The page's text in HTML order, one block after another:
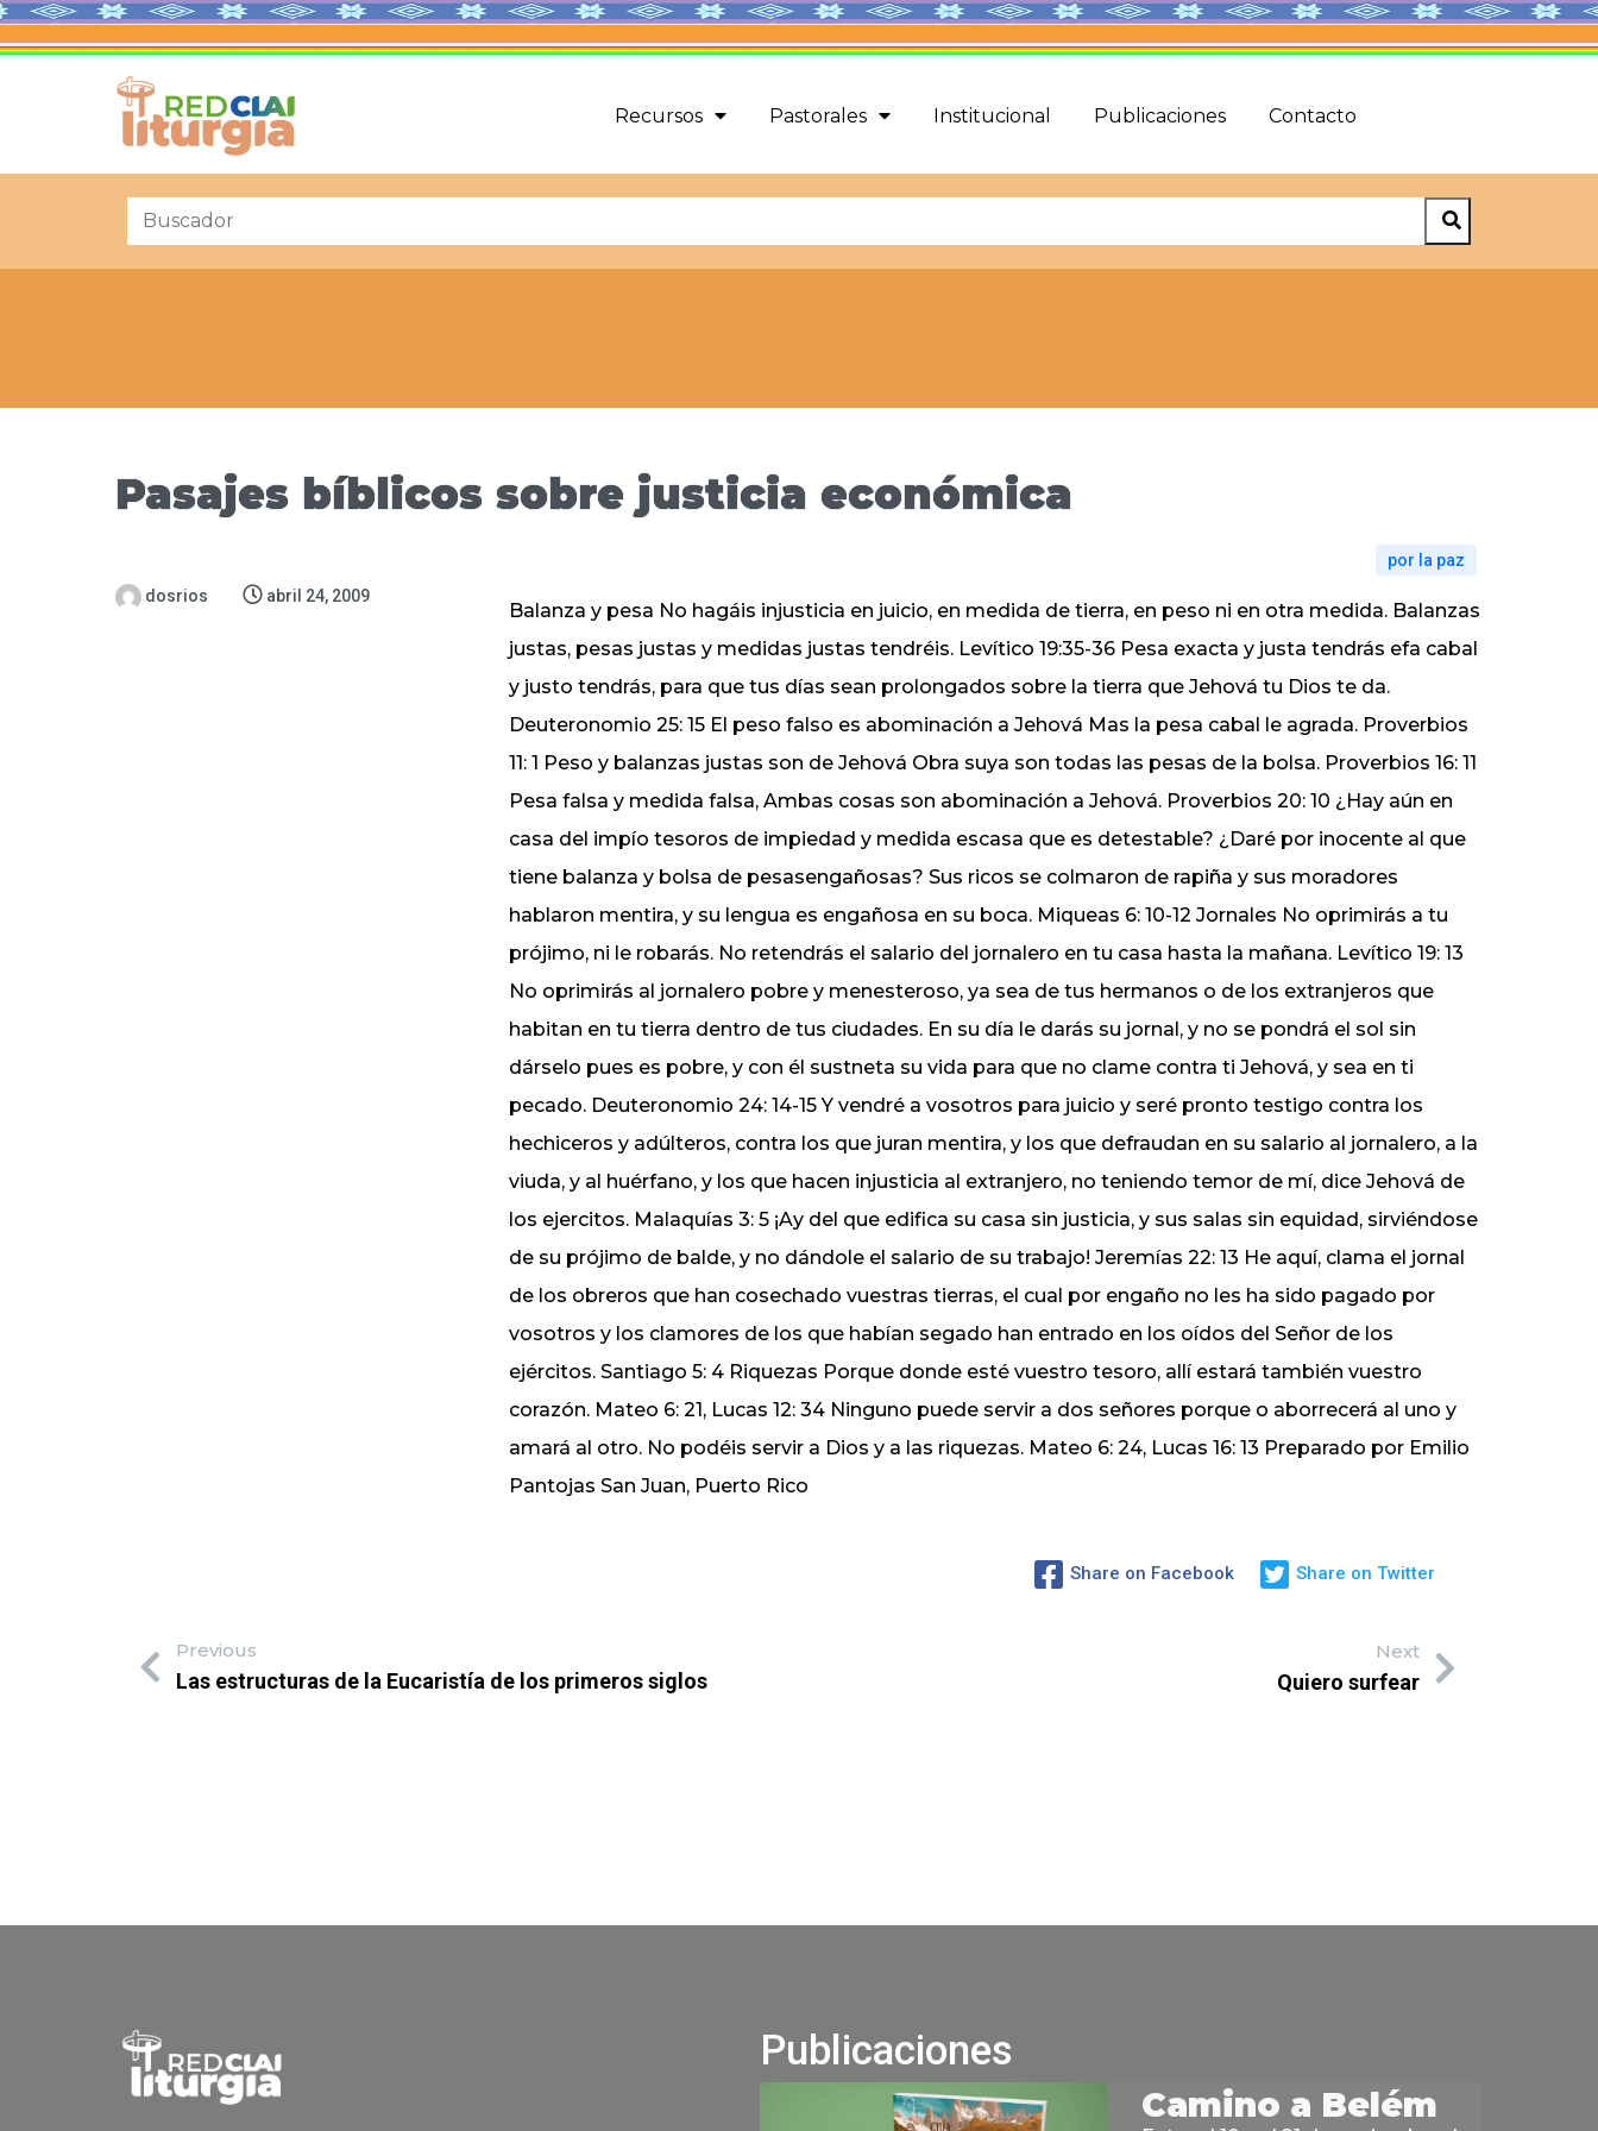
Recursos Pastorales Institucional Publicaciones Contacto
Pasajes bíblicos sobre justicia económica
dosrios abril 24, 2009
por la paz
Balanza y pesa No hagáis injusticia en juicio, en medida de tierra, en peso ni en otra medida. Balanzas
justas, pesas justas y medidas justas tendréis. Levítico 19:35-36 Pesa exacta y justa tendrás efa cabal
y justo tendrás, para que tus días sean prolongados sobre la tierra que Jehová tu Dios te da.
Deuteronomio 25: 15 El peso falso es abominación a Jehová Mas la pesa cabal le agrada. Proverbios
11: 1 Peso y balanzas justas son de Jehová Obra suya son todas las pesas de la bolsa. Proverbios 16: 11
Pesa falsa y medida falsa, Ambas cosas son abominación a Jehová. Proverbios 20: 10 ¿Hay aún en
casa del impío tesoros de impiedad y medida escasa que es detestable? ¿Daré por inocente al que
tiene balanza y bolsa de pesasengañosas? Sus ricos se colmaron de rapiña y sus moradores
hablaron mentira, y su lengua es engañosa en su boca. Miqueas 6: 10-12 Jornales No oprimirás a tu
prójimo, ni le robarás. No retendrás el salario del jornalero en tu casa hasta la mañana. Levítico 19: 13
No oprimirás al jornalero pobre y menesteroso, ya sea de tus hermanos o de los extranjeros que
habitan en tu tierra dentro de tus ciudades. En su día le darás su jornal, y no se pondrá el sol sin
dárselo pues es pobre, y con él sustneta su vida para que no clame contra ti Jehová, y sea en ti
pecado. Deuteronomio 24: 14-15 Y vendré a vosotros para juicio y seré pronto testigo contra los
hechiceros y adúlteros, contra los que juran mentira, y los que defraudan en su salario al jornalero, a la
viuda, y al huérfano, y los que hacen injusticia al extranjero, no teniendo temor de mí, dice Jehová de
los ejercitos. Malaquías 3: 5 ¡Ay del que edifica su casa sin justicia, y sus salas sin equidad, sirviéndose
de su prójimo de balde, y no dándole el salario de su trabajo! Jeremías 22: 13 He aquí, clama el jornal
de los obreros que han cosechado vuestras tierras, el cual por engaño no les ha sido pagado por
vosotros y los clamores de los que habían segado han entrado en los oídos del Señor de los
ejércitos. Santiago 5: 4 Riquezas Porque donde esté vuestro tesoro, allí estará también vuestro
corazón. Mateo 6: 21, Lucas 12: 34 Ninguno puede servir a dos señores porque o aborrecerá al uno y
amará al otro. No podéis servir a Dios y a las riquezas. Mateo 6: 24, Lucas 16: 13 Preparado por Emilio
Pantojas San Juan, Puerto Rico
Share on Facebook Share on Twitter
Previous
Las estructuras de la Eucaristía de los primeros siglos
Next
Quiero surfear
Publicaciones
Camino a Belém